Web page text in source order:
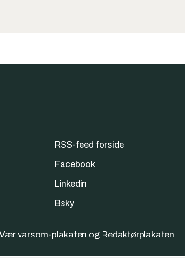
RSS-feed forside
Facebook
Linkedin
Bsky
Vær varsom-plakaten og Redaktørplakaten